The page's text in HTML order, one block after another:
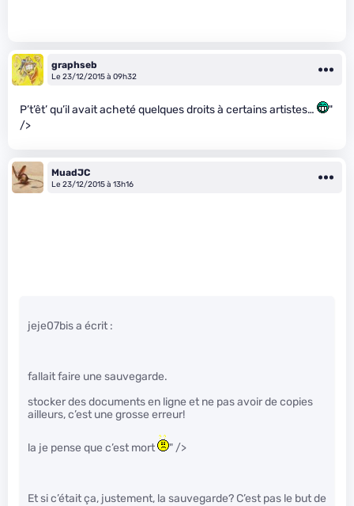
graphseb
Le 23/12/2015 à 09h32
P’t’êt’ qu’il avait acheté quelques droits à certains artistes…
"
/>
MuadJC
Le 23/12/2015 à 13h16
jeje07bis a écrit :
fallait faire une sauvegarde.
stocker des documents en ligne et ne pas avoir de copies
ailleurs, c’est une grosse erreur!
la je pense que c’est mort " />
Et si c’était ça, justement, la sauvegarde? C’est pas le but de